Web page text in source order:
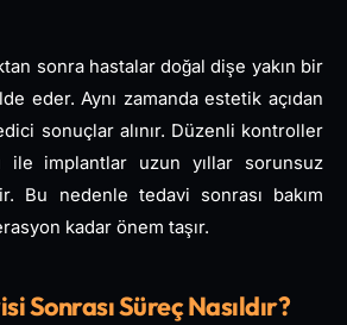
sonra hastalar doğal dişe yakın bir
eder. Aynı zamanda estetik açıdan
sonuçlar alınır. Düzenli kontroller
ile implantlar uzun yıllar sorunsuz
Bu nedenle tedavi sonrası bakım
kadar önem taşır.
Sonrası Süreç Nasıldır?